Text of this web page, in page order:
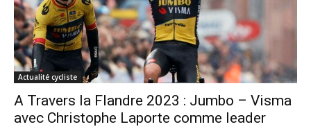
Actualité cycliste
A Travers la Flandre 2023 : Jumbo – Visma
avec Christophe Laporte comme leader